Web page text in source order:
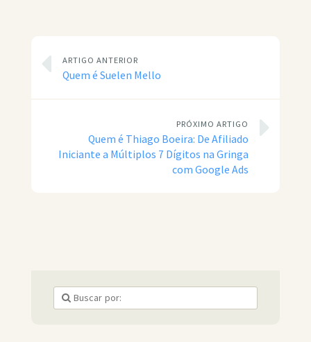
ARTIGO ANTERIOR
Quem é Suelen Mello
PRÓXIMO ARTIGO
Quem é Thiago Boeira: De Afiliado
Iniciante a Múltiplos 7 Dígitos na Gringa
com Google Ads